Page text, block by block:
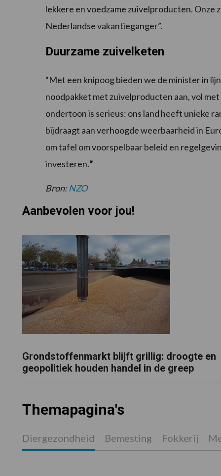
lekkere en voedzame zuivelproducten.
Nederlandse vakantieganger”.
Duurzame zuivelketen
“Met een knipoog bieden we de minister in
noodpakket met zuivelproducten aan, vol
ondertoon is serieus: ons land heeft unieke
bijdraagt aan verhoogde weerbaarheid in
om tafel om voorspelbaar beleid en
investeren.”
Bron:NZO
Aanbevolen voor jou!
Grondstoffenmarkt blijft grillig: droogte en
geopolitiek houden handel in de greep
Themapagina's
Diergezondheid Bemesting Fokkerij